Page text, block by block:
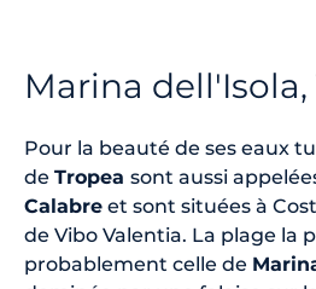
Marina dell'Isola,
Pour la beauté de ses eaux
de Tropea sont aussi
Calabre et sont situées à
de Vibo Valentia. La plage la
probablement celle de